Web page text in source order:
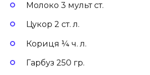
Молоко 3 мульт ст.
Цукор 2 ст. л.
Кориця ¼ ч. л.
Гарбуз 250 гр.